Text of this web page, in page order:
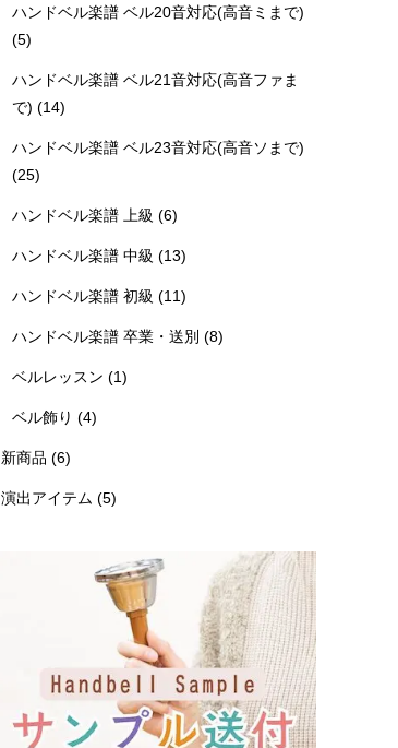
ハンドベル楽譜 ベル20音対応(高音ミまで)
(5)
ハンドベル楽譜 ベル21音対応(高音ファま
で) (14)
ハンドベル楽譜 ベル23音対応(高音ソまで)
(25)
ハンドベル楽譜 上級 (6)
ハンドベル楽譜 中級 (13)
ハンドベル楽譜 初級 (11)
ハンドベル楽譜 卒業・送別 (8)
ベルレッスン (1)
ベル飾り (4)
新商品 (6)
演出アイテム (5)